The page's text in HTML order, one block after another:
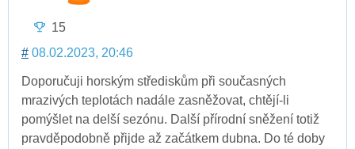
15
# 08.02.2023, 20:46
Doporučuji horským střediskům při současných
mrazivých teplotách nadále zasněžovat, chtějí-li
pomýšlet na delší sezónu. Další přírodní sněžení totiž
pravděpodobně přijde až začátkem dubna. Do té doby